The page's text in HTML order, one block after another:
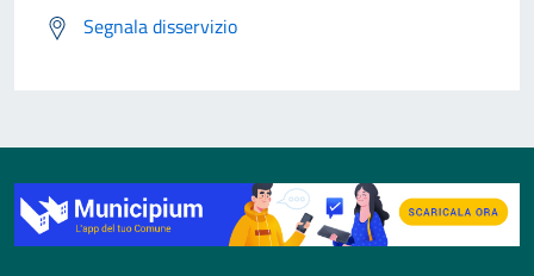
Segnala disservizio